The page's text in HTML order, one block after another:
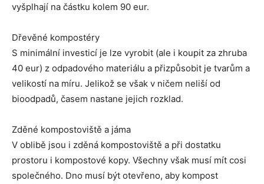
vyšplhají na částku kolem 90 eur.
Dřevěné kompostéry
S minimální investicí je lze vyrobit (ale i koupit za zhruba
40 eur) z odpadového materiálu a přizpůsobit je tvarům a
velikostí na míru. Jelikož se však v ničem neliší od
bioodpadů, časem nastane jejich rozklad.
Zděné kompostoviště a jáma
V oblibě jsou i zděná kompostoviště a při dostatku
prostoru i kompostové kopy. Všechny však musí mít cosi
společného. Dno musí být otevřeno, aby kompost